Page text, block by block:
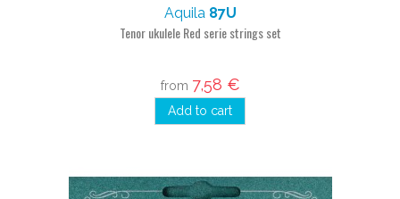
Aquila 87U
Tenor ukulele Red serie strings set
from 7,58 €
Add to cart